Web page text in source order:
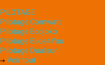
PILOTAGE
Pilotage Comwatt
Pilotage Ecojoko
Pilotage Elios4You
Pilotage Dualsun
Voir tout